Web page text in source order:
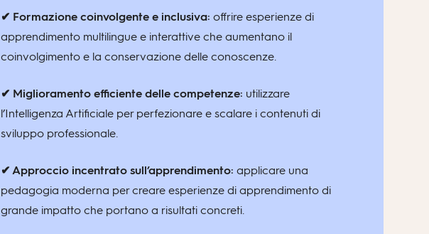
✔ Formazione coinvolgente e inclusiva: offrire esperienze di
apprendimento multilingue e interattive che aumentano il
coinvolgimento e la conservazione delle conoscenze.
✔ Miglioramento efficiente delle competenze: utilizzare
l’Intelligenza Artificiale per perfezionare e scalare i contenuti di
sviluppo professionale.
✔ Approccio incentrato sull’apprendimento: applicare una
pedagogia moderna per creare esperienze di apprendimento di
grande impatto che portano a risultati concreti.